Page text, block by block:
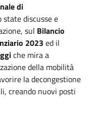
di
discusse e
sul Bilancio
2023 ed il
che mira a
della mobilità
la decongestione
creando nuovi posti